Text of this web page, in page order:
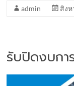
admin สิงห
รับปิดงบกา